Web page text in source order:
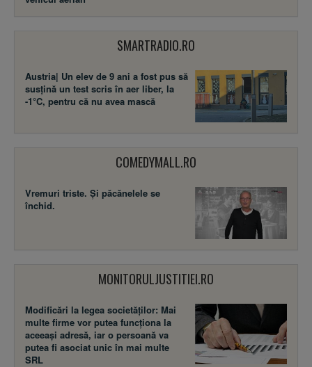
SMARTRADIO.RO
Austria| Un elev de 9 ani a fost pus să
susţină un test scris în aer liber, la
-1°C, pentru că nu avea mască
COMEDYMALL.RO
Vremuri triste. Şi păcănelele se
închid.
MONITORULJUSTITIEI.RO
Modificări la legea societăţilor: Mai
multe firme vor putea funcţiona la
aceeaşi adresă, iar o persoană va
putea fi asociat unic în mai multe
SRL